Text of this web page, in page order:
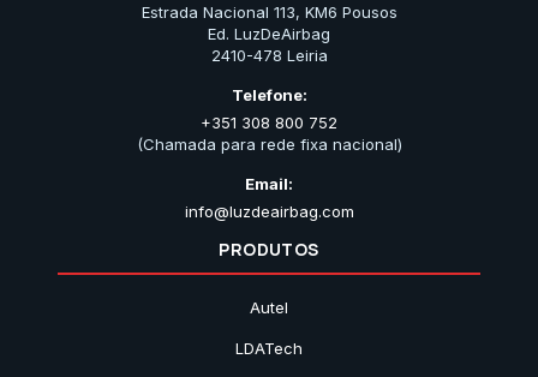
Estrada Nacional 113, KM6 Pousos
Ed. LuzDeAirbag
2410-478 Leiria
Telefone:
+351 308 800 752
(Chamada para rede fixa nacional)
Email:
info@luzdeairbag.com
PRODUTOS
Autel
LDATech